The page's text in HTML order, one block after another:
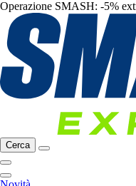
Operazione SMASH: -5%
Cerca